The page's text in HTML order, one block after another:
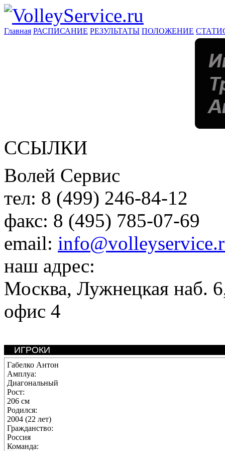
Главная РАСПИСАНИЕ РЕЗУЛЬТАТЫ ПОЛОЖЕНИЕ
ССЫЛКИ
Волей Сервис
тел: 8 (499) 246-84-12
факс: 8 (495) 785-07-69
email:
наш адрес:
Москва, Лужнецкая наб.
офис 4
ИГРОКИ
Габелко Антон
Амплуа:
Диагональный
Рост:
206 см
Родился:
2004 (22 лет)
Гражданство:
Россия
Команда: